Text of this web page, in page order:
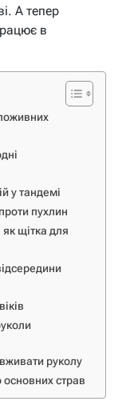
А тепер
в
у тандемі
пухлин
щітка для
руколу
основних страв